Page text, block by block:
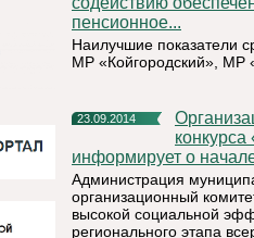
пенсионное...
Наилучшие показатели
МР «Койгородский», МР
23.09.2014
Организационный комитет по проведению республиканского
информирует о
Администрация
организационный
высокой социальной
регионального этапа